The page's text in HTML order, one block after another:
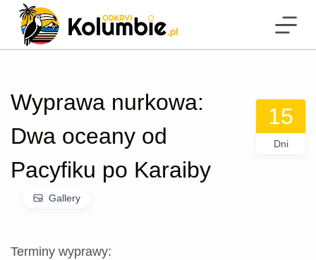
P
j
ź
d
o
Wyprawa nurkowa:
Dwa oceany od
Pacyfiku po Karaiby
15
Dni
Gallery
Terminy wyprawy: